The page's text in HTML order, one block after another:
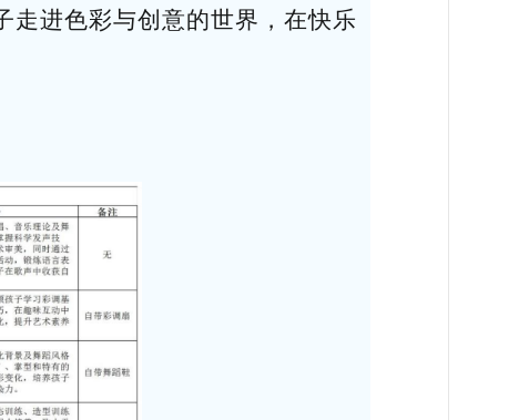
走进色彩与创意的世界，在快乐